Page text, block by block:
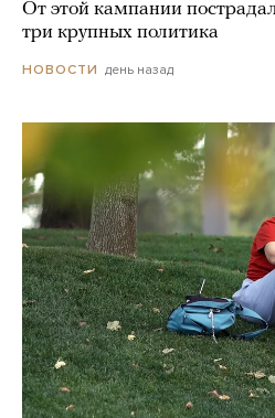
От этой кампании
три крупных политика
НОВОСТИ день назад